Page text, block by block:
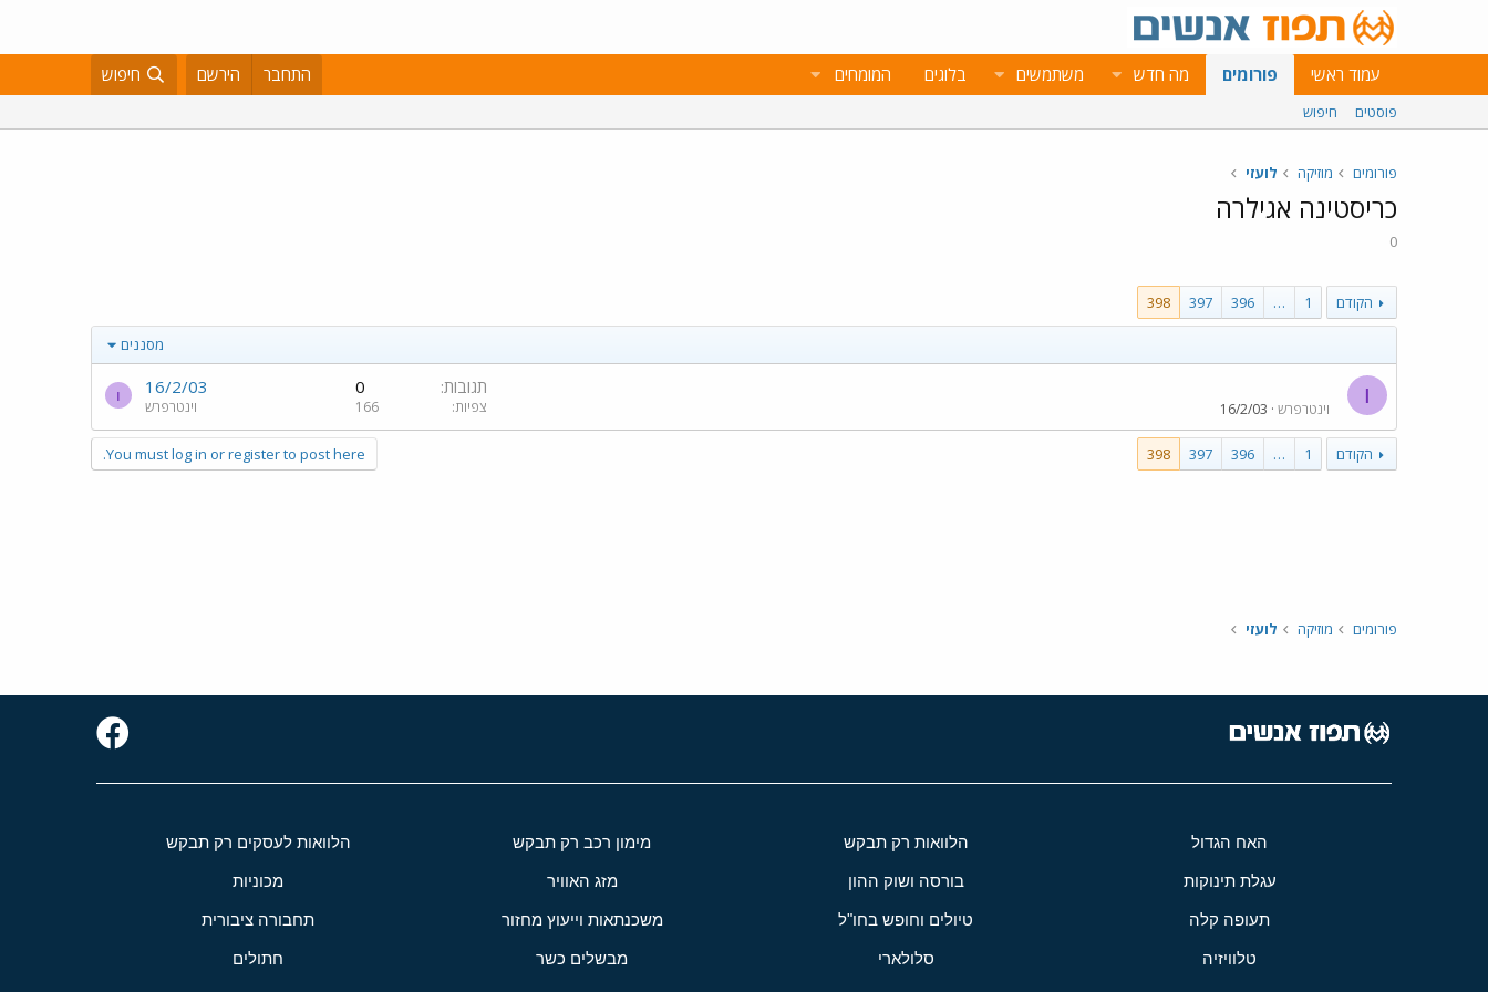
עמוד ראשי פורומים מה חדש משתמשים בלוגים המומחים התחבר הירשם חיפוש
פוסטים חיפוש
פורומים מוזיקה לועזי
כריסטינה אגילרה
0
הקודם 1
…
396
397
398
מסננים
ו
וינטרפרש 16/2/03
תגובות 0
צפיות 166
16/2/03
וינטרפרש
ו
הקודם 1
…
396
397
398
You must log in or register to post here.
פורומים מוזיקה לועזי
האח הגדול הלוואות רק תבקש מימון רכב רק תבקש הלוואות לעסקים רק תבקש
עגלת תינוקות בורסה ושוק ההון מזג האוויר מכוניות
תעופה קלה טיולים וחופש בחו"ל משכנתאות וייעוץ מחזור תחבורה ציבורית
טלוויזיה סלולארי מבשלים כשר חתולים